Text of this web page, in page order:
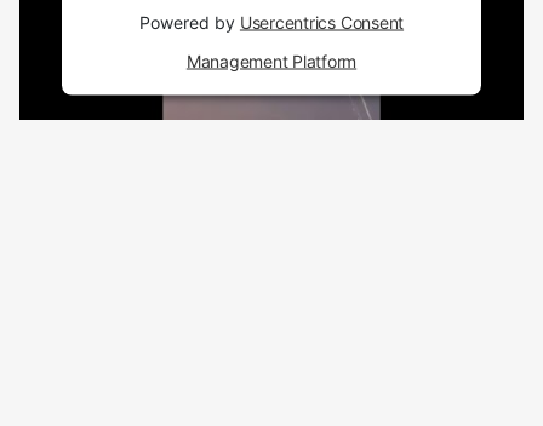
Powered by Usercentrics Consent
Management Platform